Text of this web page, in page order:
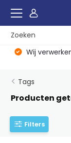
Wij
Tags
Producten
Filters